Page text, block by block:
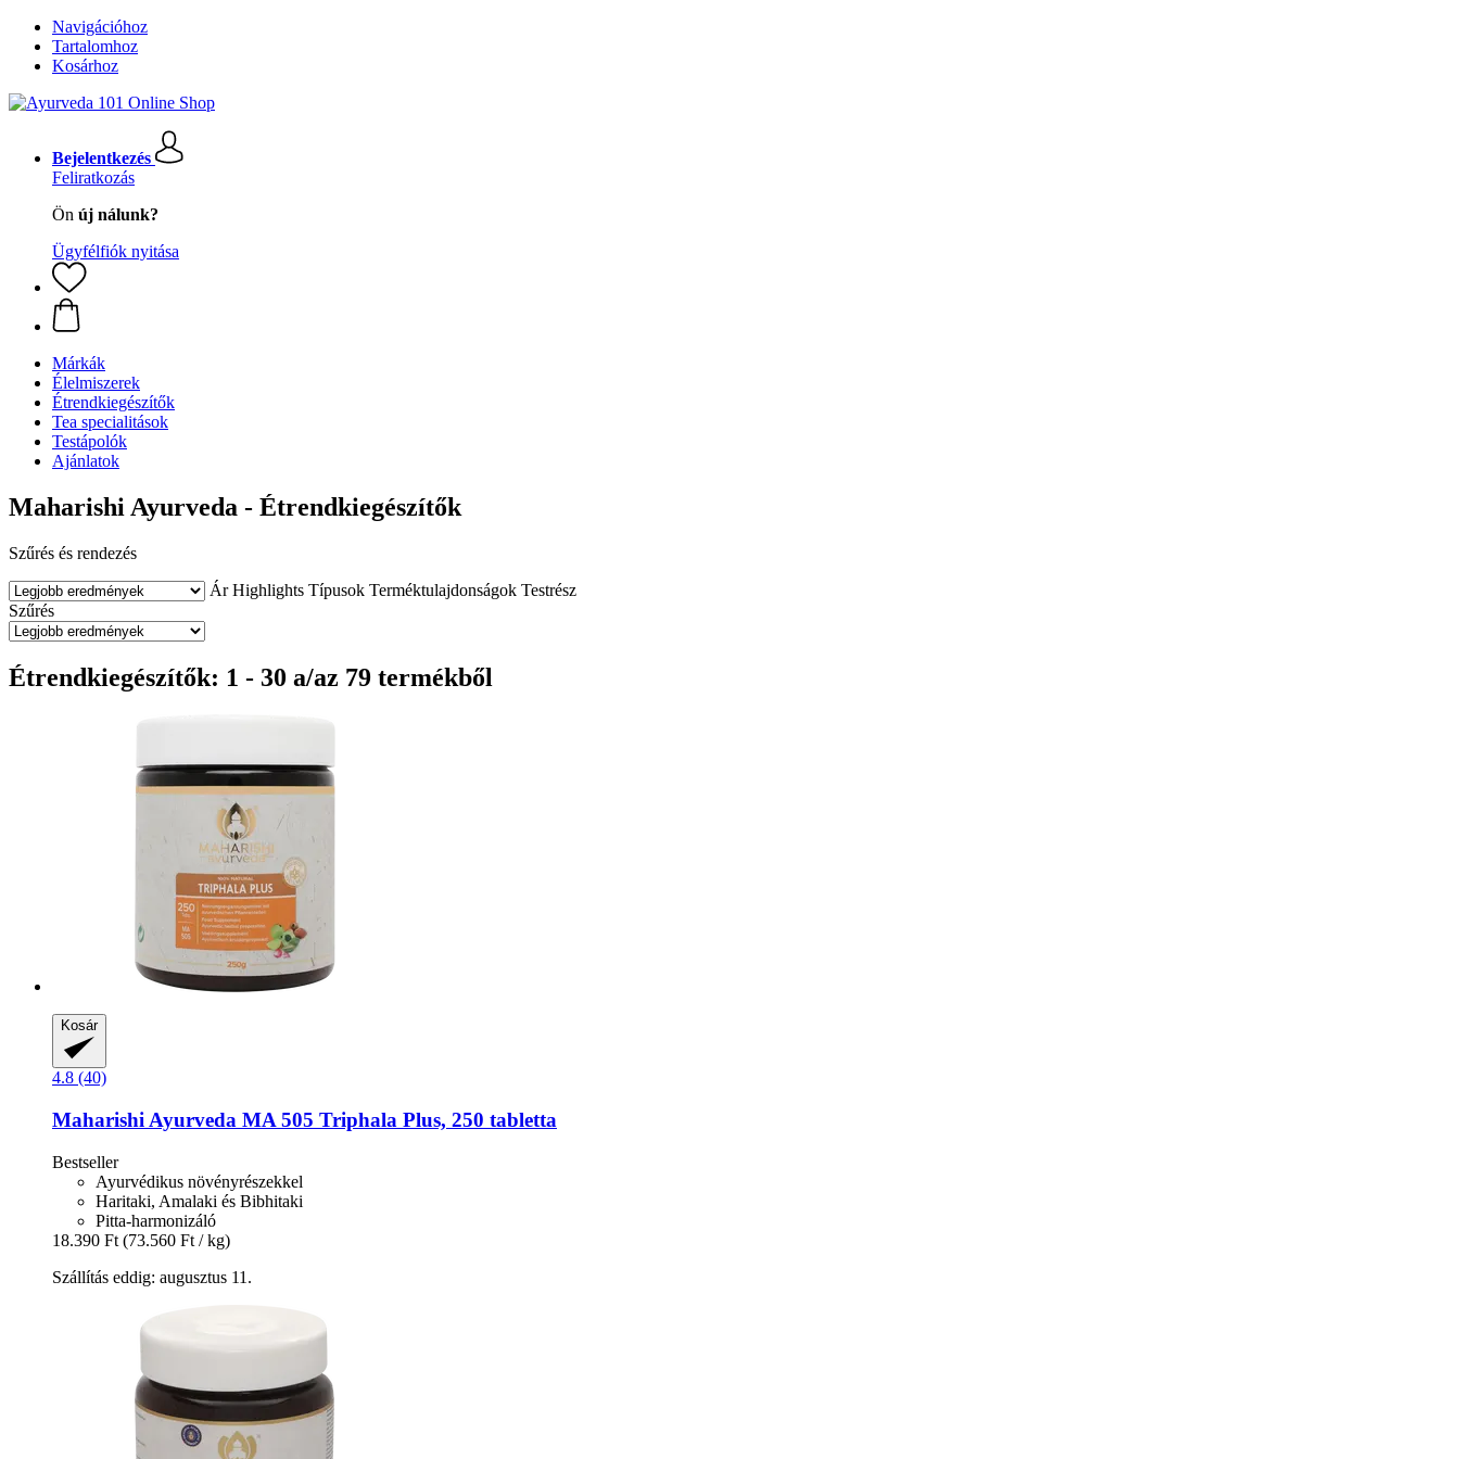
Navigációhoz
Tartalomhoz
Kosárhoz
Bejelentkezés
Feliratkozás
Ön új nálunk?
Ügyfélfiók nyitása
Márkák
Élelmiszerek
Étrendkiegészítők
Tea specialitások
Testápolók
Ajánlatok
Maharishi Ayurveda - Étrendkiegészítők
Szűrés és rendezés
Ár Highlights Típusok Terméktulajdonságok Testrész
Szűrés
Étrendkiegészítők: 1 - 30 a/az 79 termékből
Kosár
4.8 (40)
Maharishi Ayurveda MA 505 Triphala Plus, 250 tabletta
Bestseller
Ayurvédikus növényrészekkel
Haritaki, Amalaki és Bibhitaki
Pitta-harmonizáló
18.390 Ft (73.560 Ft / kg)
Szállítás eddig: augusztus 11.